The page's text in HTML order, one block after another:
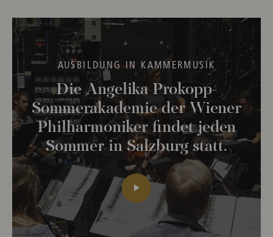
AUSBILDUNG IN KAMMERMUSIK
Die Angelika Prokopp-
Sommerakademie der Wiener
Philharmoniker findet jeden
Sommer in Salzburg statt.